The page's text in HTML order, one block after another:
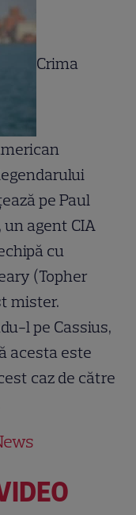
Crima
pe Paul
un agent CIA
cu
(Topher
mister.
l pe Cassius,
acesta este
caz de către